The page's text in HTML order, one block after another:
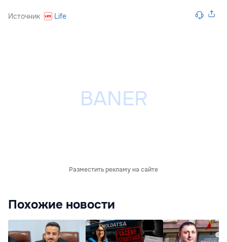
Источник Life
Разместить рекламу на сайте
Похожие новости